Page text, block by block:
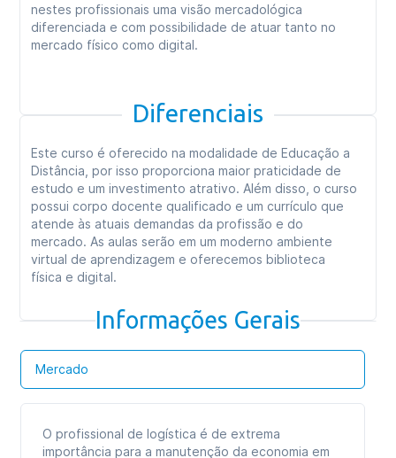
nestes profissionais uma visão mercadológica
diferenciada e com possibilidade de atuar tanto no
mercado físico como digital.
Diferenciais
Este curso é oferecido na modalidade de Educação a
Distância, por isso proporciona maior praticidade de
estudo e um investimento atrativo. Além disso, o curso
possui corpo docente qualificado e um currículo que
atende às atuais demandas da profissão e do
mercado. As aulas serão em um moderno ambiente
virtual de aprendizagem e oferecemos biblioteca
física e digital.
Informações Gerais
Mercado
O profissional de logística é de extrema
importância para a manutenção da economia em